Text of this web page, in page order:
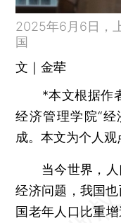
2025年6月6日，
国
文｜金荦
*本文根据作者
经济管理学院“
成。本文为个人观
当今世界，人
经济问题，我国
国老年人口比重